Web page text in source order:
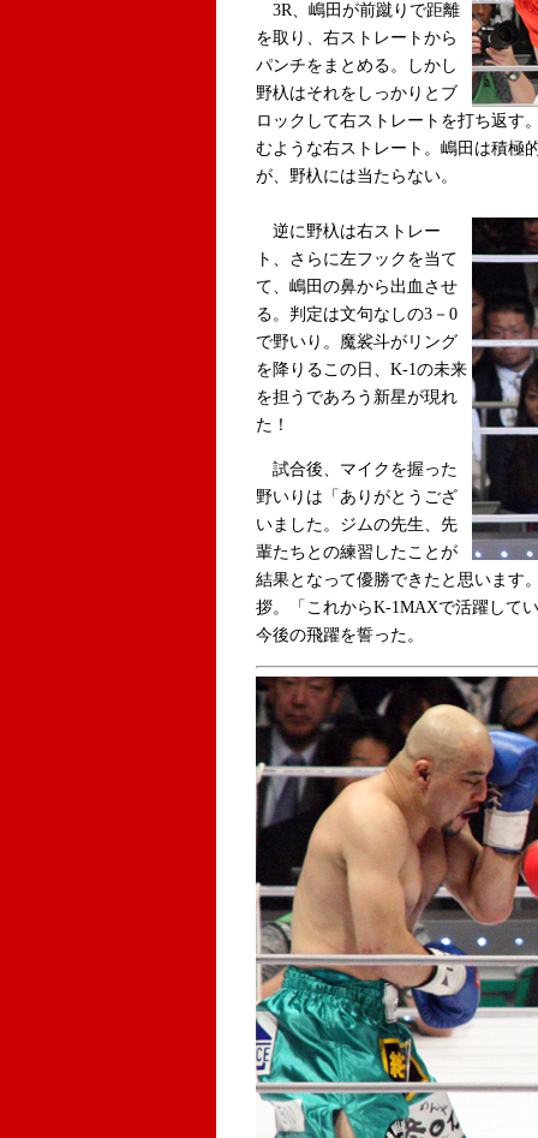
3R、嶋田が前蹴りで距離
を取り、右ストレートから
パンチをまとめる。しかし
野杁はそれをしっかりとブ
ロックして右ストレートを打ち返す
むような右ストレート。嶋田は積極
が、野杁には当たらない。
逆に野杁は右ストレー
ト、さらに左フックを当て
て、嶋田の鼻から出血させ
る。判定は文句なしの3－0
で野いり。魔裟斗がリング
を降りるこの日、K-1の未来
を担うであろう新星が現れ
た！
試合後、マイクを握った
野いりは「ありがとうござ
いました。ジムの先生、先
輩たちとの練習したことが
結果となって優勝できたと思います
拶。「これからK-1MAXで活躍して
今後の飛躍を誓った。